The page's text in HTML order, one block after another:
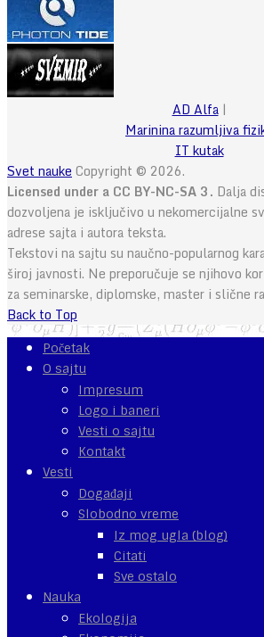
AD Alfa|
Marinina razumljiva
IT kutak
Svet nauke Copyright © 2026.
Licensed under a CC BY-NC-SA 3. Dalja
dozvoljena je isključivo u nekomercijalne
adrese sajta i autora teksta.
Tekstovi na sajtu su naučno-popularnog
široj javnosti. Ne preporučuje se njihovo
za seminarske, diplomske, master i slične
Back to Top
Početak
O sajtu
Impresum
Logo i baneri
Vesti o sajtu
Kontakt
Vesti
Događaji
Slobodno vreme
Iz mog ugla (blog)
Citati
Sve ostalo
Nauka
Ekologija